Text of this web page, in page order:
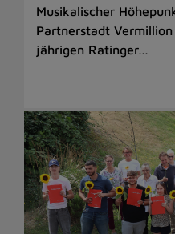
Musikalischer
Partnerstadt
jährigen Ratinger…